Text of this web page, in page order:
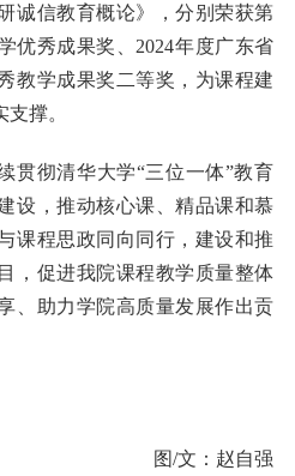
诚信教育概论》，分别荣获第
优秀成果奖、2024年度广东省
教学成果奖二等奖，为课程建
撑。
贯彻清华大学“三位一体”教育
设，推动核心课、精品课和慕
课程思政同向同行，建设和推
，促进我院课程教学质量整体
、助力学院高质量发展作出贡
图/文：赵自强